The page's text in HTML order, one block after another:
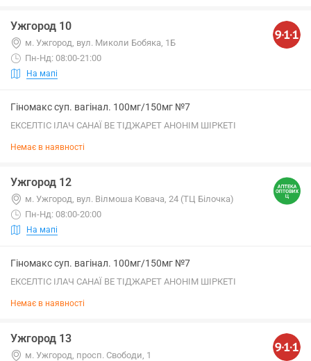
Ужгород 10
м. Ужгород, вул. Миколи Бобяка, 1Б
Пн-Нд: 08:00-21:00
На мапі
Гіномакс суп. вагінал. 100мг/150мг №7
ЕКСЕЛТІС ІЛАЧ САНАЇ ВЕ ТІДЖАРЕТ АНОНІМ ШІРКЕТІ
Немає в наявності
Ужгород 12
м. Ужгород, вул. Вілмоша Ковача, 24 (ТЦ Білочка)
Пн-Нд: 08:00-20:00
На мапі
Гіномакс суп. вагінал. 100мг/150мг №7
ЕКСЕЛТІС ІЛАЧ САНАЇ ВЕ ТІДЖАРЕТ АНОНІМ ШІРКЕТІ
Немає в наявності
Ужгород 13
м. Ужгород, просп. Свободи, 1